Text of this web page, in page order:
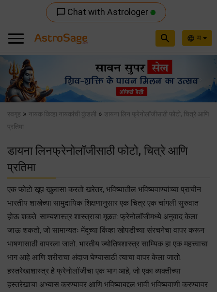
chat_bubble_outline Chat with Astrologer
language म
search
Previous
स्वगृह » नायक किव्हा नायकांची कुंडली » डायना लिन फ्रेनोलॉजीसाठी फोटो, चित्रे आणि
प्रतिमा
डायना लिनफ्रेनोलॉजीसाठी फोटो, चित्रे आणि
प्रतिमा
एक फोटो खूप खुलासा करतो खरेतर, भविष्यातील भविष्यवाण्यांच्या प्राचीन
भारतीय शाखेच्या सामुदायिक शिक्षणानुसार एक चित्र एक चांगली सुरुवात
होऊ शकते. साम्यशास्त्र शास्त्राचा मूळत: फ्रेनोलॉजीमध्ये अनुवाद केला
जाऊ शकतो, जो सामान्यतः मेंदूच्या किंव्हा खोपडीच्या संरचनेचा वापर करून
भाषणासाठी वापरला जातो. भारतीय ज्योतिषशास्त्र साम्यिक हा एक महत्त्वाचा
भाग आहे आणि शरीराचा अंदाज घेण्यासाठी त्याचा वापर केला जातो.
हस्तरेखाशास्त्र हे फ्रेनोलॉजीचा एक भाग आहे, जो एका व्यक्तीच्या
हस्तरेखाचा अभ्यास करण्यावर आणि भविष्याबद्दल भावी भविष्यवाणी करण्यावर